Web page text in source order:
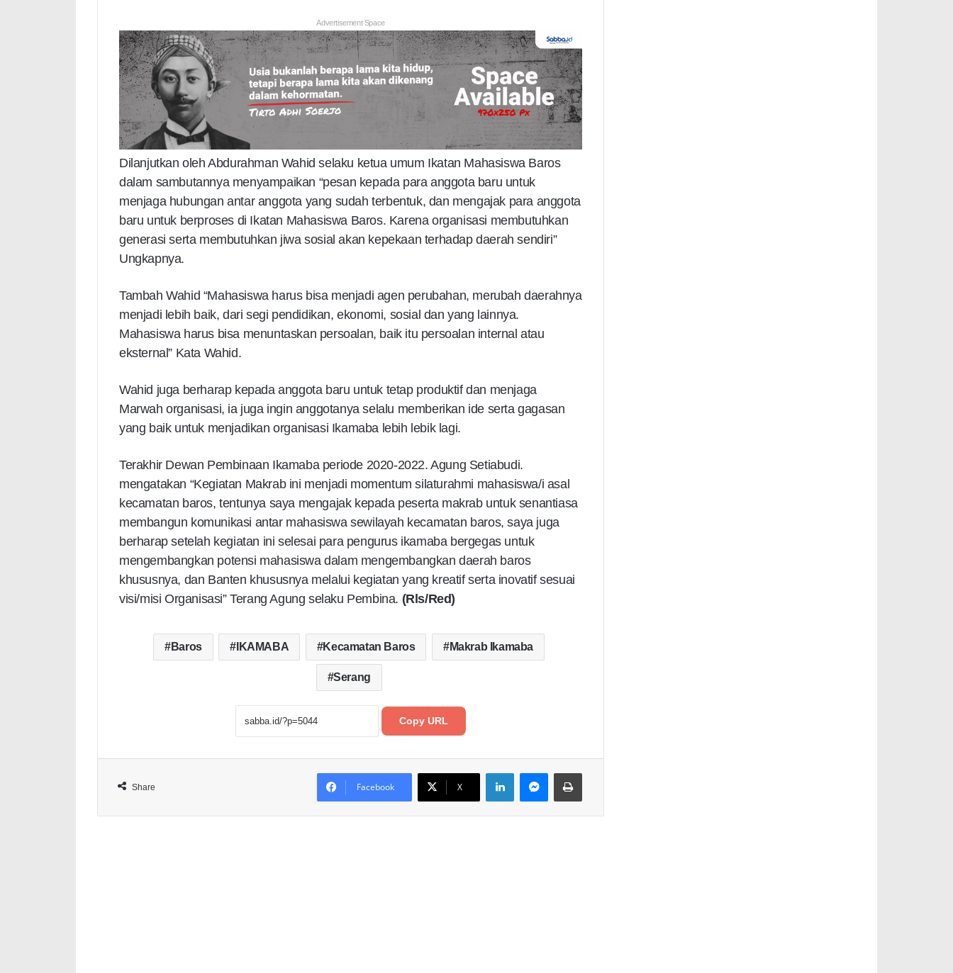
Advertisement Space
Dilanjutkan oleh Abdurahman Wahid selaku ketua umum Ikatan Mahasiswa Baros
dalam sambutannya menyampaikan “pesan kepada para anggota baru untuk
menjaga hubungan antar anggota yang sudah terbentuk, dan mengajak para anggota
baru untuk berproses di Ikatan Mahasiswa Baros. Karena organisasi membutuhkan
generasi serta membutuhkan jiwa sosial akan kepekaan terhadap daerah sendiri”
Ungkapnya.
Tambah Wahid “Mahasiswa harus bisa menjadi agen perubahan, merubah daerahnya
menjadi lebih baik, dari segi pendidikan, ekonomi, sosial dan yang lainnya.
Mahasiswa harus bisa menuntaskan persoalan, baik itu persoalan internal atau
eksternal” Kata Wahid.
Wahid juga berharap kepada anggota baru untuk tetap produktif dan menjaga
Marwah organisasi, ia juga ingin anggotanya selalu memberikan ide serta gagasan
yang baik untuk menjadikan organisasi Ikamaba lebih lebik lagi.
Terakhir Dewan Pembinaan Ikamaba periode 2020-2022. Agung Setiabudi.
mengatakan “Kegiatan Makrab ini menjadi momentum silaturahmi mahasiswa/i asal
kecamatan baros, tentunya saya mengajak kepada peserta makrab untuk senantiasa
membangun komunikasi antar mahasiswa sewilayah kecamatan baros, saya juga
berharap setelah kegiatan ini selesai para pengurus ikamaba bergegas untuk
mengembangkan potensi mahasiswa dalam mengembangkan daerah baros
khususnya, dan Banten khususnya melalui kegiatan yang kreatif serta inovatif sesuai
visi/misi Organisasi” Terang Agung selaku Pembina. (Rls/Red)
Baros IKAMABA Kecamatan Baros Makrab Ikamaba
Serang
Copy URL
Share Facebook X
LinkedInMessengerPrint